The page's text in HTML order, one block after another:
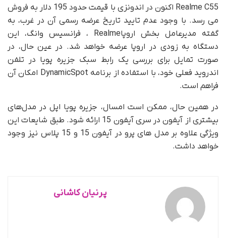
Realme C55 اکنون در اندونزی با قیمت حدود 195 دلار به فروش
می رسد. با وجود عدم تایید تاریخ عرضه رسمی آن در غرب، به
گفته مدیرعامل بخش اروپاRealme ، فرانسیس وانگ، این
دستگاه به زودی در اروپا عرضه خواهد شد. در عین حال، در
صورت تمایل برای بررسی یک رابط سبک جزیره پویا در تلفن
اندروید فعلی خود، با استفاده از برنامه DynamicSpot امکان آن
فراهم است.
در همین حال، ممکن است امسال، جزیره پویا اپل در مدل‌های
بیشتری از آیفون در سری آیفون 15 ارائه شود. طبق شایعات این
ویژگی علاوه بر مدل های پرو در آیفون 15 و 15 پلاس نیز وجود
خواهد داشت.
پرنیان کاشانی